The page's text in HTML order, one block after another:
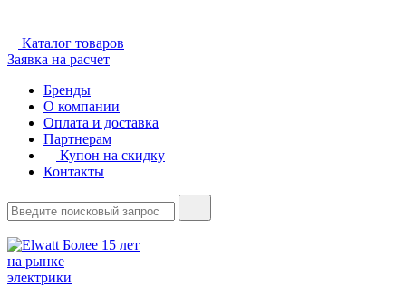
Каталог товаров
Заявка на расчет
Бренды
О компании
Оплата и доставка
Партнерам
Купон на скидку
Контакты
Более 15 лет
на рынке
электрики